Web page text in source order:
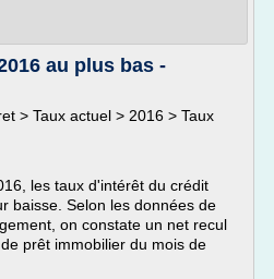
au plus bas -
> Taux actuel > 2016 > Taux
les taux d'intérêt du crédit
baisse. Selon les données de
on constate un net recul
prêt immobilier du mois de